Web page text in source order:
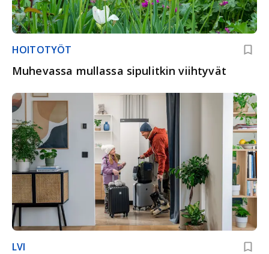
HOITOTYÖT
Muhevassa mullassa sipulitkin viihtyvät
LVI